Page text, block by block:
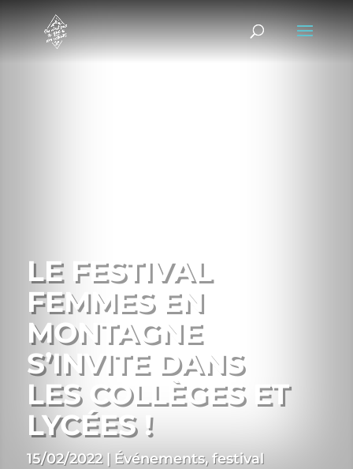
LE FESTIVAL
FEMMES EN
MONTAGNE
S’INVITE DANS
LES COLLÈGES ET
LYCÉES !
15/02/2022| Événements,festival